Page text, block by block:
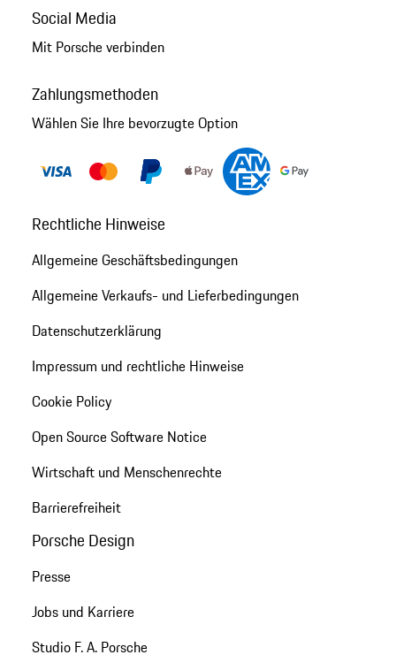
Social Media
Mit Porsche verbinden
Zahlungsmethoden
Wählen Sie Ihre bevorzugte Option
Rechtliche Hinweise
Allgemeine Geschäftsbedingungen
Allgemeine Verkaufs- und Lieferbedingungen
Datenschutzerklärung
Impressum und rechtliche Hinweise
Cookie Policy
Open Source Software Notice
Wirtschaft und Menschenrechte
Barrierefreiheit
Porsche Design
Presse
Jobs und Karriere
Studio F. A. Porsche